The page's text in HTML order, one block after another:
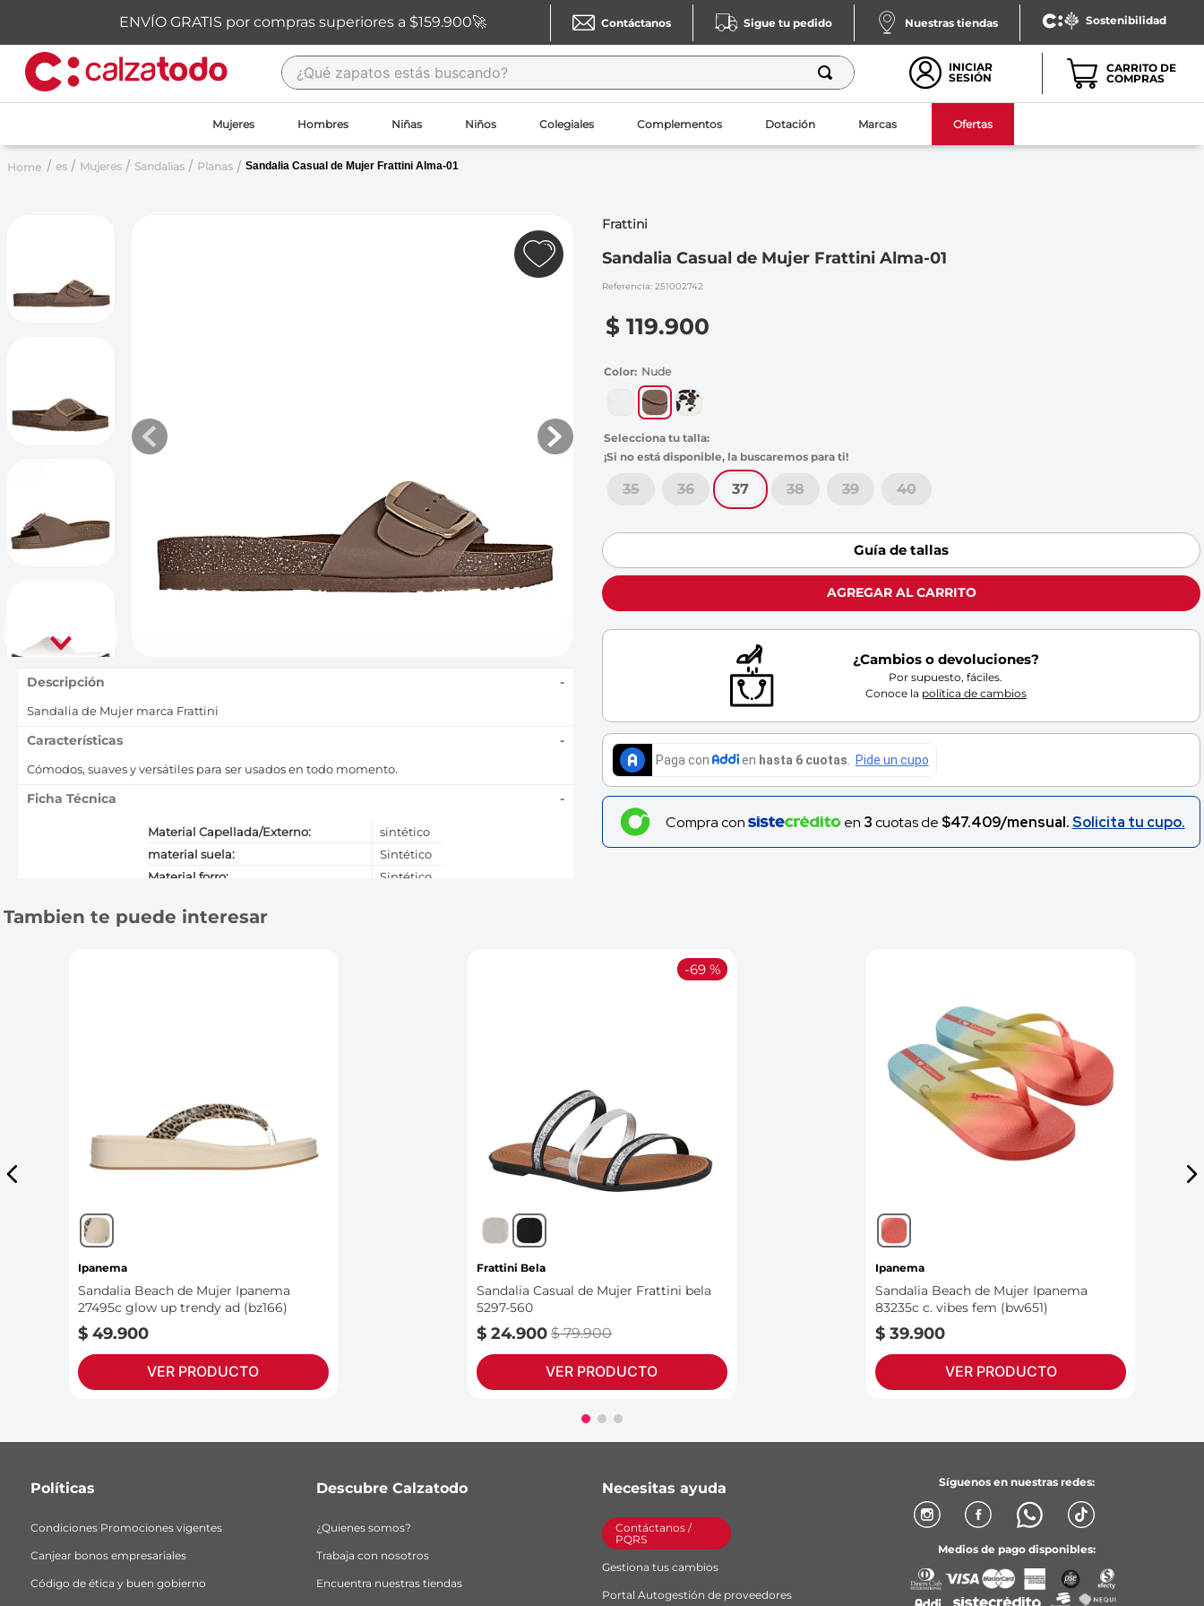
ENVÍO GRATIS por compras superiores a $159.900🚀 Contáctanos Sigue tu pedido Nuestras tiendas Sostenibilidad
¿Qué zapatos estás buscando?
INICIAR
SESIÓN
Mujeres Hombres Niñas Niños Colegiales Complementos Dotación Marcas Ofertas
es Mujeres Sandalias Planas Sandalia Casual de Mujer Frattini Alma-01
Descripción -
Sandalia de Mujer marca Frattini
Características -
Cómodos, suaves y versátiles para ser usados en todo momento.
Ficha Técnica -
Material Capellada/Externo:
sintético
material suela:
Sintético
Material forro:
Sintético
País origen/fabricación
Frattini
Sandalia Casual de Mujer Frattini Alma-01
Referencia: 251002742
$ 119.900
Color Nude
35 36 37 38 39 40
Guía de tallas
AGREGAR AL CARRITO
¿Cambios o devoluciones?
Por supuesto, fáciles.
Conoce la política de cambios
Compra con en 3cuotas de $47.409/mensual.Solicita tu cupo.
Tambien te puede interesar
Ipanema
Sandalia Beach de Mujer Ipanema
27495c glow up trendy ad (bz166)
$ 49.900
VER PRODUCTO
-69 %
Frattini Bela
Sandalia Casual de Mujer Frattini bela
5297-560
$ 24.900 $ 79.900
VER PRODUCTO
Ipanema
Sandalia Beach de Mujer Ipanema
83235c c. vibes fem (bw651)
$ 39.900
VER PRODUCTO
Políticas
Condiciones Promociones vigentes
Canjear bonos empresariales
Código de ética y buen gobierno
Descubre Calzatodo
¿Quienes somos?
Trabaja con nosotros
Encuentra nuestras tiendas
Necesitas ayuda
Contáctanos /
PQRS
Gestiona tus cambios
Portal Autogestión de proveedores
Síguenos en nuestras redes:
Medios de pago disponibles:
2.
sandalias